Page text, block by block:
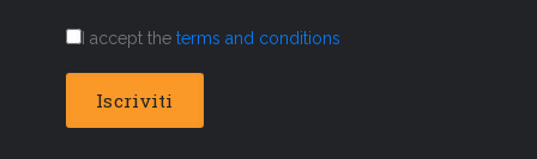
I accept the terms and conditions